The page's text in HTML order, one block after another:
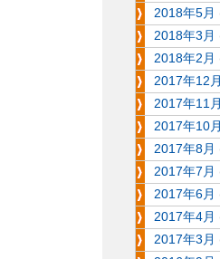
2018年5月
2018年3月
2018年2月
2017年12月
2017年11月
2017年10月
2017年8月
2017年7月
2017年6月
2017年4月
2017年3月